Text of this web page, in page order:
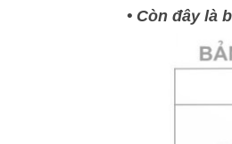
• Còn đây là